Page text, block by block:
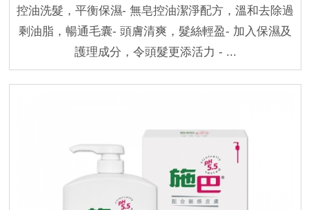
控油洗髮，平衡保濕- 無皂控油潔淨配方，溫和去除過
剩油脂，暢通毛囊- 頭膚清爽，髮絲輕盈- 加入保濕及
護理成分，令頭髮更添活力 - ...